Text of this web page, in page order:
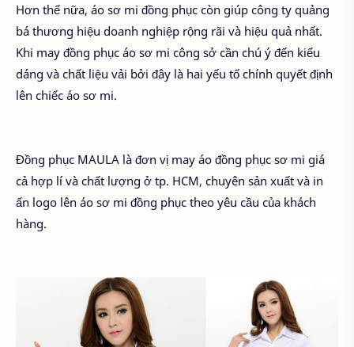
Hơn thế nữa, áo sơ mi đồng phục còn giúp công ty quảng
bá thương hiệu doanh nghiệp rộng rãi và hiệu quả nhất.
Khi may đồng phục áo sơ mi công sở cần chú ý đến kiểu
dáng và chất liệu vải bởi đây là hai yếu tố chính quyết định
lên chiếc áo sơ mi.
Đồng phục MAULA là đơn vị may áo đồng phục sơ mi giá
cả hợp lí và chất lượng ở tp. HCM, chuyên sản xuất và in
ấn logo lên áo sơ mi đồng phục theo yêu cầu của khách
hàng.